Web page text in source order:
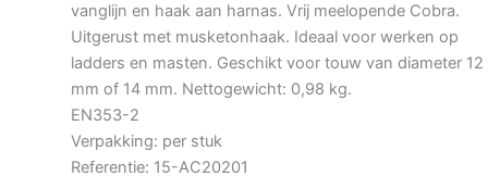
vanglijn en haak aan harnas. Vrij meelopende Cobra.
Uitgerust met musketonhaak. Ideaal voor werken op
ladders en masten. Geschikt voor touw van diameter 12
mm of 14 mm. Nettogewicht: 0,98 kg.
EN353-2
Verpakking: per stuk
Referentie: 15-AC20201